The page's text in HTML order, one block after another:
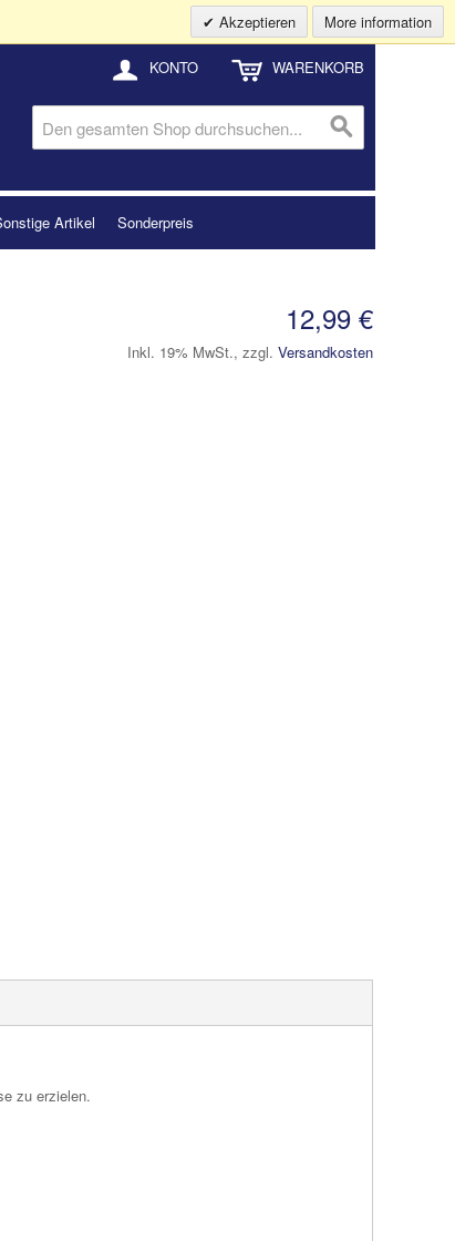
Akzeptieren More information
KONTO WARENKORB
Artikel Sonderpreis
12,99 €
Inkl. 19% MwSt., zzgl. Versandkosten
zu erzielen.